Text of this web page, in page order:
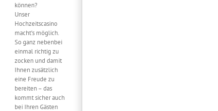
können?
Unser
Hochzeitscasino
macht’s möglich.
So ganz nebenbei
einmal richtig zu
zocken und damit
Ihnen zusätzlich
eine Freude zu
bereiten – das
kommt sicher auch
bei Ihren Gästen